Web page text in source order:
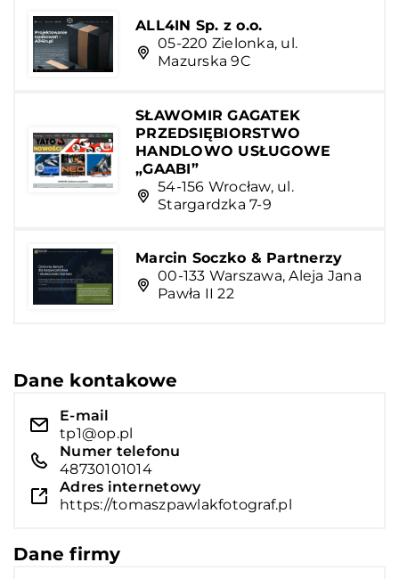
ALL4IN Sp. z o.o.
05-220 Zielonka, ul.
Mazurska 9C
SŁAWOMIR GAGATEK
PRZEDSIĘBIORSTWO
HANDLOWO USŁUGOWE
„GAABI”
54-156 Wrocław, ul.
Stargardzka 7-9
Marcin Soczko & Partnerzy
00-133 Warszawa, Aleja Jana
Pawła II 22
Dane kontakowe
E-mail
tp1@op.pl
Numer telefonu
48730101014
Adres internetowy
https://tomaszpawlakfotograf.pl
Dane firmy